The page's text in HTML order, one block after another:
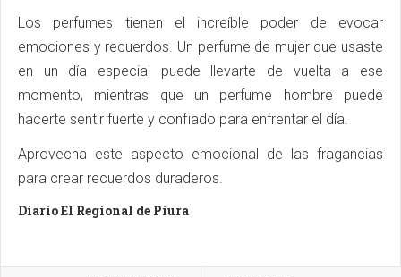
Los perfumes tienen el increíble poder de evocar
emociones y recuerdos. Un perfume de mujer que usaste
en un día especial puede llevarte de vuelta a ese
momento, mientras que un perfume hombre puede
hacerte sentir fuerte y confiado para enfrentar el día.
Aprovecha este aspecto emocional de las fragancias
para crear recuerdos duraderos.
Diario El Regional de Piura